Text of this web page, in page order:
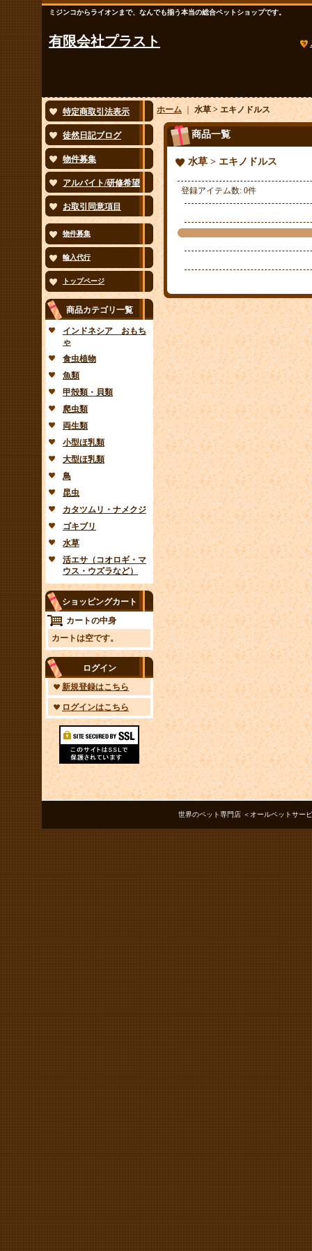
ミジンコからライオンまで、なんでも揃う本当の総合ペットショップです。
有限会社プラスト
特定商取引法表示
徒然日記ブログ
物件募集
アルバイト/研修希望
お取引同意項目
物件募集
輸入代行
トップページ
商品カテゴリ一覧
インドネシア おもち
ゃ
食虫植物
魚類
甲殻類・貝類
爬虫類
両生類
小型ほ乳類
大型ほ乳類
鳥
昆虫
カタツムリ・ナメクジ
ゴキブリ
水草
活エサ（コオロギ・マ
ウス・ウズラなど）
ショッピングカート
カートの中身
カートは空です。
ログイン
新規登録はこちら
ログインはこちら
ホーム｜水草 > エキノドルス
商品一覧
水草 > エキノドルス
登録アイテム数: 0件
世界のペット専門店 ＜オールペットサー